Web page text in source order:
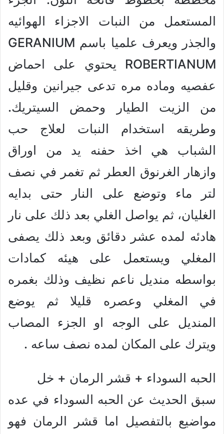
المستعمل من النبات الاجزاء الهوائيه
والجذر ويعرف علميا باسم GERANIUM
ROBERTIANUM يحتوي على احماض
عفصيه وماده مره تدعى جيرانين وقليل
من الزيت الطيار وحمض السيتريك.
وطريقه استخدام النبات لعلاج حب
الشباب هي اخذ حفنه يد من اوراق
وازهار الغرنوق العطر ثم تغمر في نصف
لتر ماء وتوضع على النار حتى بدايه
الغليان، ثم يواصل الغلي بعد ذلك على نار
هادئه لمده عشر دقائق وبعد ذلك يصفى
المغلي ويستعمل على هيئه كمادات
بواسطه منديل ناعم نظيف وذلك بغمره
في المغلي وعصره قليلا ثم يوضع
المنديل على الوجه او الجزء المصاب
ويترك على المكان لمده نصف ساعه .
الحبه السوداء + قشر الرمان + خل
سبق الحديث عن الحبه السوداء في عده
مواضيع بالتفصيل اما قشر الرمان فهو